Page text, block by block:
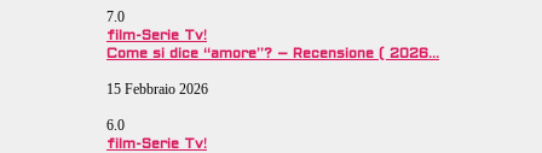
7.0
film-Serie Tv!
Come si dice “amore”? – Recensione ( 2026…
15 Febbraio 2026
6.0
film-Serie Tv!